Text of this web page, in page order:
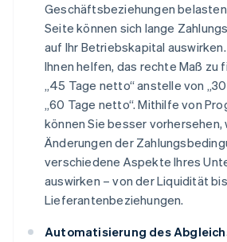
Geschäftsbeziehungen
Seite können sich lange
auf Ihr Betriebskapital
Ihnen helfen, das rechte Maß zu
„45 Tage netto“ anstelle von
„60 Tage netto“. Mithilfe von
können Sie besser vorhersehen,
Änderungen der
verschiedene Aspekte Ihres
auswirken – von der Liquidität
Lieferantenbeziehungen.
Automatisierung des